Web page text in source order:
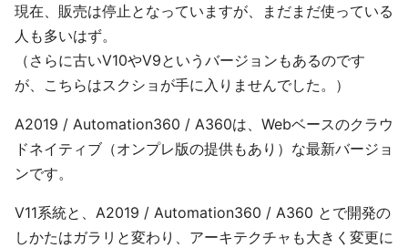
現在、販売は停止となっていますが、まだまだ使っている
人も多いはず。
（さらに古いV10やV9というバージョンもあるのです
が、こちらはスクショが手に入りませんでした。）
A2019 / Automation360 / A360は、Webベースのクラウ
ドネイティブ（オンプレ版の提供もあり）な最新バージョ
ンです。
V11系統と、A2019 / Automation360 / A360 とで開発の
しかたはガラリと変わり、アーキテクチャも大きく変更に